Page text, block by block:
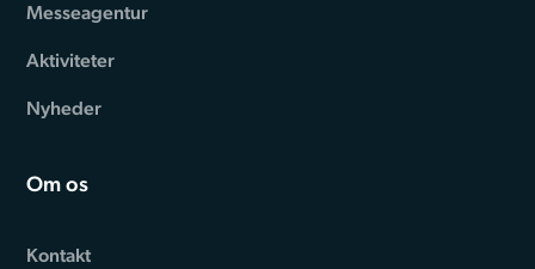
Messeagentur
Aktiviteter
Nyheder
Om os
Kontakt